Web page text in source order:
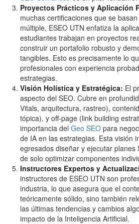
Proyectos Prácticos y Aplicación
muchas certificaciones que se
múltiple, ESEO UTN enfatiza la
estudiantes trabajan en proyectos
construir un portafolio robusto y
tangibles. Esto es precisamente lo
profesionales con experiencia
estrategias.
Visión Holística y Estratégica: El
aspecto del SEO. Cubre en
Vitals, arquitectura, rastreo),
tópica), y off-page (link building
importancia del Geo SEO para
de IA en las estrategias. Esta visión
egresados diseñar y ejecutar planes
de solo optimizar componentes
Instructores Expertos y
instructores de ESEO UTN son
industria, lo que asegura que el
teóricamente sólido, sino también
las últimas tendencias y cambios
impacto de la Inteligencia Artificial.